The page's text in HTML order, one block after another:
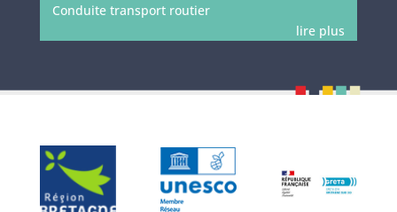
Conduite transport routier
lire plus